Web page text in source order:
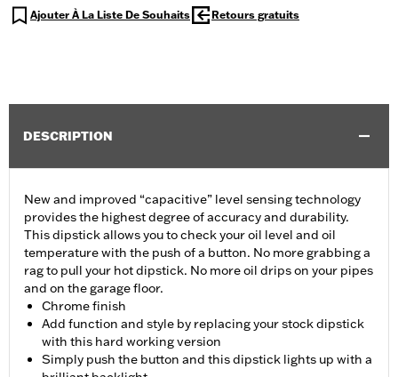
Ajouter À La Liste De Souhaits Retours gratuits
DESCRIPTION
New and improved “capacitive” level sensing technology
provides the highest degree of accuracy and durability.
This dipstick allows you to check your oil level and oil
temperature with the push of a button. No more grabbing a
rag to pull your hot dipstick. No more oil drips on your pipes
and on the garage floor.
Chrome finish
Add function and style by replacing your stock dipstick
with this hard working version
Simply push the button and this dipstick lights up with a